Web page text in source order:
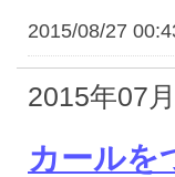
2015/08/27
2015年07
カールを